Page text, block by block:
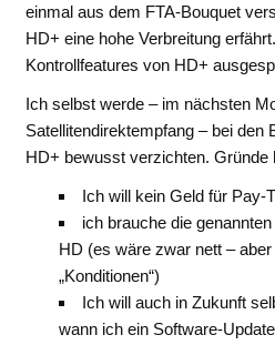
einmal aus dem FTA-Bouquet
HD+ eine hohe Verbreitung
Kontrollfeatures von HD+
Ich selbst werde – im nächsten
Satellitendirektempfang – bei den
HD+ bewusst verzichten. Gründe
Ich will kein Geld für Pay-
ich brauche die
HD (es wäre zwar nett –
„Konditionen“)
Ich will auch in Zukunft
wann ich ein Software-